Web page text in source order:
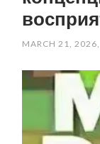
MARCH 21,